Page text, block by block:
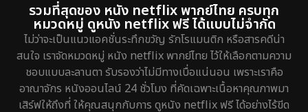
HBO GO 7
HBO Max 1
Heist 5
Historical 25
รวมที่สุดของ หนัง netflix พากย์ไทย ครบทุก
หมวดหมู่ ดูหนัง netflix ฟรี ได้แบบไม่จำกัด
ไม่ว่าจะเป็นแนวแอคชั่นระทึกขวัญ รักโรแมนติก หรือสารคดีน่า
สนใจ เราจัดหมวดหมู่ หนัง netflix พากย์ไทย ไว้ให้เลือกตามความ
ชอบแบบละลานตา รับรองว่าไม่มีทางเบื่อแน่นอน เพราะเราคือ
อาณาจักร หนังออนไลน์ 24 ชั่วโมง ที่คัดเฉพาะเนื้อหาคุณภาพมา
เสิร์ฟให้ถึงที่ ให้คุณสนุกกับการ ดูหนัง netflix ฟรี ได้อย่างไร้ขีด